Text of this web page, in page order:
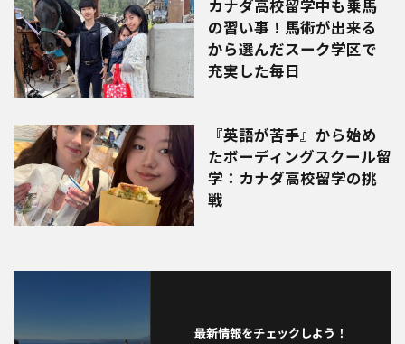
カナダ高校留学中も乗馬
の習い事！馬術が出来る
から選んだスーク学区で
充実した毎日
『英語が苦手』から始め
たボーディングスクール留
学：カナダ高校留学の挑
戦
最新情報をチェックしよう！